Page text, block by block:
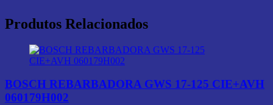
Produtos Relacionados
BOSCH REBARBADORA GWS 17-125 CIE+AVH
060179H002